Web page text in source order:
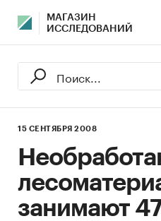
МАГАЗИН
ИССЛЕДОВАНИЙ
15 СЕНТЯБРЯ 2008
занимают